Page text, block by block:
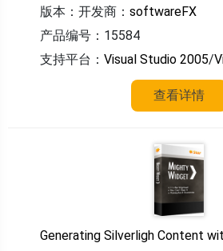
版本： 开发商： softwareFX
产品编号：15584
支持平台： Visual Studio 2005/
查看详情
Generating Silverligh Content